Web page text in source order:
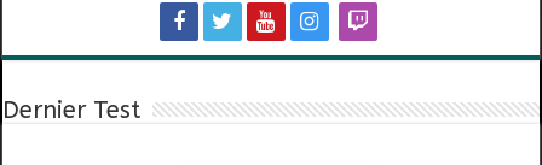
Dernier Test